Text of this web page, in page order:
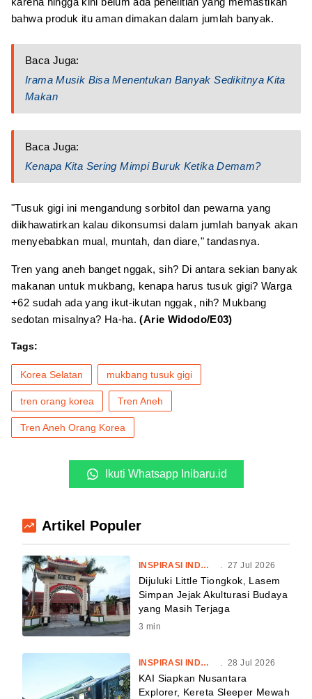
bahwa produk itu aman dimakan dalam jumlah banyak.
Baca Juga:
Irama Musik Bisa Menentukan Banyak Sedikitnya Kita
Makan
Baca Juga:
Kenapa Kita Sering Mimpi Buruk Ketika Demam?
"Tusuk gigi ini mengandung sorbitol dan pewarna yang
diikhawatirkan kalau dikonsumsi dalam jumlah banyak akan
menyebabkan mual, muntah, dan diare," tandasnya.
Tren yang aneh banget nggak, sih? Di antara sekian banyak
makanan untuk mukbang, kenapa harus tusuk gigi? Warga
+62 sudah ada yang ikut-ikutan nggak, nih? Mukbang
sedotan misalnya? Ha-ha.(Arie Widodo/E03)
Tags:
Korea Selatan mukbang tusuk gigi
tren orang korea Tren Aneh
Tren Aneh Orang Korea
Ikuti Whatsapp Inibaru.id
Artikel Populer
INSPIRASI INDONESIA . 27 Jul 2026
Dijuluki Little Tiongkok, Lasem
Simpan Jejak Akulturasi Budaya
yang Masih Terjaga
3 min
INSPIRASI INDONESIA . 28 Jul 2026
KAI Siapkan Nusantara
Explorer, Kereta Sleeper Mewah